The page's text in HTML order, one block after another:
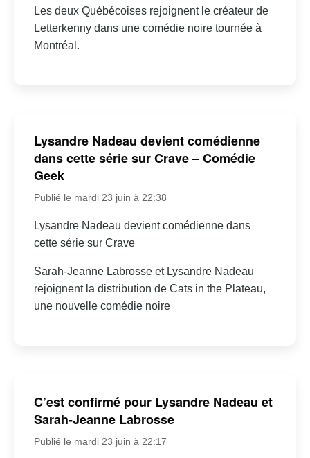
Les deux Québécoises rejoignent le créateur de
Letterkenny dans une comédie noire tournée à
Montréal.
Lysandre Nadeau devient comédienne
dans cette série sur Crave – Comédie
Geek
Publié le mardi 23 juin à 22:38
Lysandre Nadeau devient comédienne dans
cette série sur Crave
Sarah-Jeanne Labrosse et Lysandre Nadeau
rejoignent la distribution de Cats in the Plateau,
une nouvelle comédie noire
C’est confirmé pour Lysandre Nadeau et
Sarah-Jeanne Labrosse
Publié le mardi 23 juin à 22:17